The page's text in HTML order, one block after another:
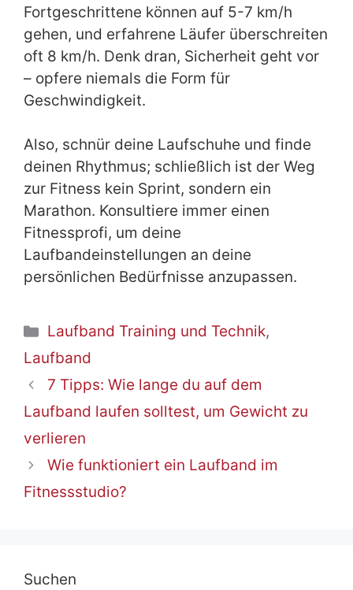
Fortgeschrittene können auf 5-7 km/h
gehen, und erfahrene Läufer überschreiten
oft 8 km/h. Denk dran, Sicherheit geht vor
– opfere niemals die Form für
Geschwindigkeit.
Also, schnür deine Laufschuhe und finde
deinen Rhythmus; schließlich ist der Weg
zur Fitness kein Sprint, sondern ein
Marathon. Konsultiere immer einen
Fitnessprofi, um deine
Laufbandeinstellungen an deine
persönlichen Bedürfnisse anzupassen.
Kategorien
Laufband Training und Technik,
Laufband
7 Tipps: Wie lange du auf dem
Laufband laufen solltest, um Gewicht zu
verlieren
Wie funktioniert ein Laufband im
Fitnessstudio?
Suchen